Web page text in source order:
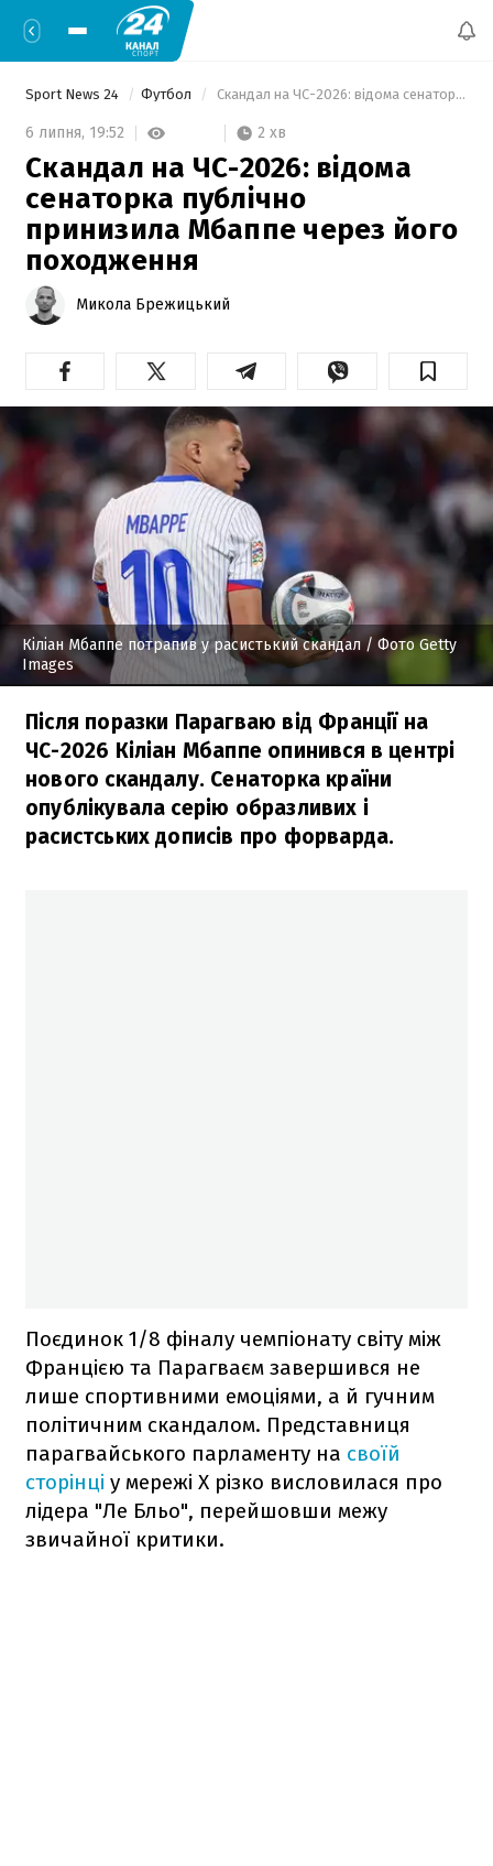
Sport News 24 Футбол Скандал на ЧС-2026: відома сенаторка публічно принизила Мбаппе через його походження
6 липня, 19:52 2 хв
Скандал на ЧС-2026: відома
сенаторка публічно
принизила Мбаппе через його
походження
Микола Брежицький
Кіліан Мбаппе потрапив у расистький скандал/ Фото Getty
Images
Після поразки Парагваю від Франції на
ЧС-2026 Кіліан Мбаппе опинився в центрі
нового скандалу. Сенаторка країни
опублікувала серію образливих і
расистських дописів про форварда.
Поєдинок 1/8 фіналу чемпіонату світу між
Францією та Парагваєм завершився не
лише спортивними емоціями, а й гучним
політичним скандалом. Представниця
парагвайського парламенту на своїй
сторінці у мережі Х різко висловилася про
лідера "Ле Бльо", перейшовши межу
звичайної критики.